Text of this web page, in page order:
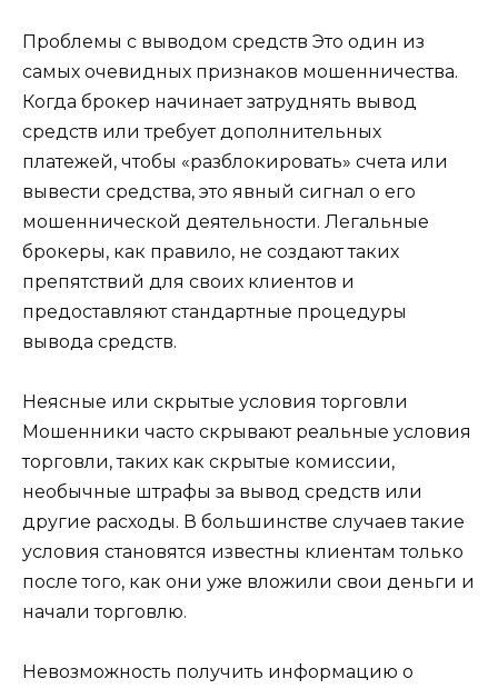
Проблемы с выводом средств Это один из
самых очевидных признаков мошенничества.
Когда брокер начинает затруднять вывод
средств или требует дополнительных
платежей, чтобы «разблокировать» счета или
вывести средства, это явный сигнал о его
мошеннической деятельности. Легальные
брокеры, как правило, не создают таких
препятствий для своих клиентов и
предоставляют стандартные процедуры
вывода средств.
Неясные или скрытые условия торговли
Мошенники часто скрывают реальные условия
торговли, таких как скрытые комиссии,
необычные штрафы за вывод средств или
другие расходы. В большинстве случаев такие
условия становятся известны клиентам только
после того, как они уже вложили свои деньги и
начали торговлю.
Невозможность получить информацию о